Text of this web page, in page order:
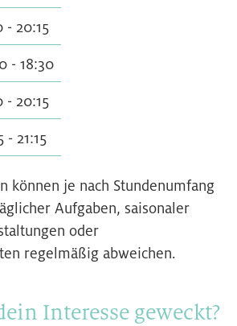
- 20:15
- 18:30
- 20:15
- 21:15
können je nach Stundenumfang
Aufgaben, saisonaler
oder
regelmäßig abweichen.
Interesse geweckt?